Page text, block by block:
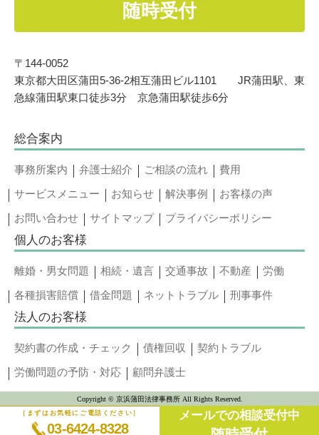
［まずはお気軽にご電話ください］
03-6424-8328
メールでの相談受付中
随時受付
〒144-0052
東京都大田区蒲田5-36-2相互蒲田ビル1101 JR蒲田駅、東
急線蒲田駅東口徒歩3分 京急蒲田駅徒歩6分
総合案内
事務所案内 弁護士紹介 ご相談の流れ
費用
サービスメニュー
お知らせ 解決事例
お客様の声
お問い合わせ
サイトマップ プライバシーポリシー
個人のお客様
離婚・男女問題 相続・遺言 交通事故 不動産
労働
各種損害賠償
借金問題 ネットトラブル 刑事事件
法人のお客様
契約書の作成・チェック 債権回収
契約トラブル
労働問題の予防・対応
顧問弁護士
Copyright © 京浜蒲田法律事務所 All Rights Reserved.